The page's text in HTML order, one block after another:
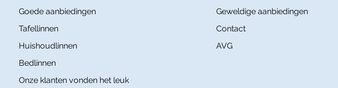
Goede aanbiedingen
Tafellinnen
Huishoudlinnen
Bedlinnen
Onze klanten vonden het leuk
Geweldige aanbiedingen
Contact
AVG